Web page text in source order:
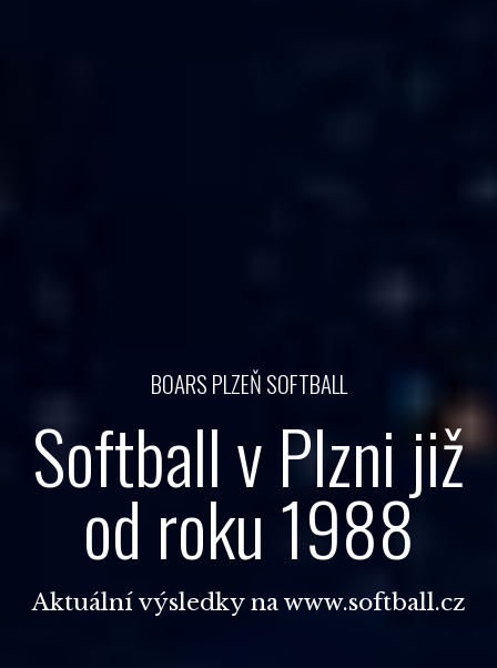
BOARS PLZEŇ SOFTBALL
Softball v Plzni již
od roku 1988
Aktuální výsledky nawww.softball.cz